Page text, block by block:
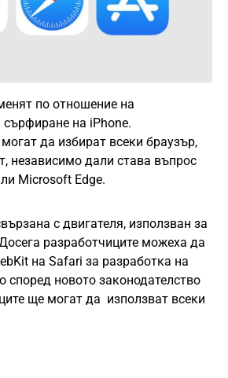
по отношение на
на iPhone.
да избират всеки браузър,
независимо дали става въпрос
Microsoft Edge.
с двигателя, използван за
разработчиците можеха да
на Safari за разработка на
според новото законодателство
ще могат да използват всеки